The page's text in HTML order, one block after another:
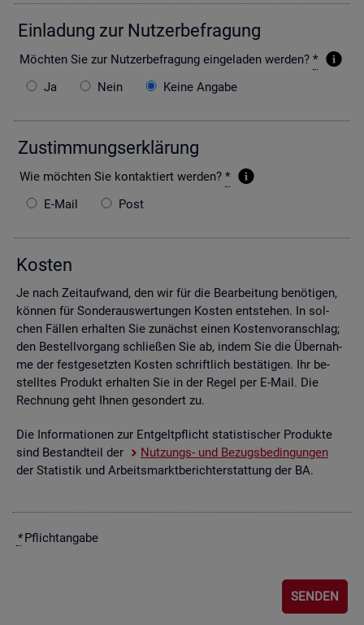
Ein­la­dung zur Nut­zer­be­fra­gung
Möch­ten Sie zur Nut­zer­be­fra­gung ein­ge­la­den wer­den? *
Ja
Nein Keine Angabe
Zu­stim­mungs­er­klä­rung
Wie möch­ten Sie kon­tak­tiert wer­den? *
E-Mail
Post
Kos­ten
Je nach Zeit­auf­wand, den wir für die Be­ar­bei­tung be­nö­ti­gen,
kön­nen für Son­der­aus­wer­tun­gen Kos­ten ent­ste­hen. In sol­
chen Fäl­len er­hal­ten Sie zu­nächst einen Kos­ten­vor­anschlag;
den Be­stell­vor­gang schlie­ßen Sie ab, indem Sie die Über­nah­
me der fest­ge­setz­ten Kos­ten schrift­lich be­stä­ti­gen. Ihr be­
stell­tes Pro­dukt er­hal­ten Sie in der Regel per E-Mail. Die
Rech­nung geht Ihnen ge­son­dert zu.
Die In­for­ma­tio­nen zur Ent­gelt­pflicht sta­tis­ti­scher Pro­duk­te
sind Be­stand­teil der
Nut­zungs- und Be­zugs­be­din­gun­gen
der Sta­tis­tik und Ar­beits­markt­be­richt­erstat­tung der BA.
*Pflicht­an­ga­be